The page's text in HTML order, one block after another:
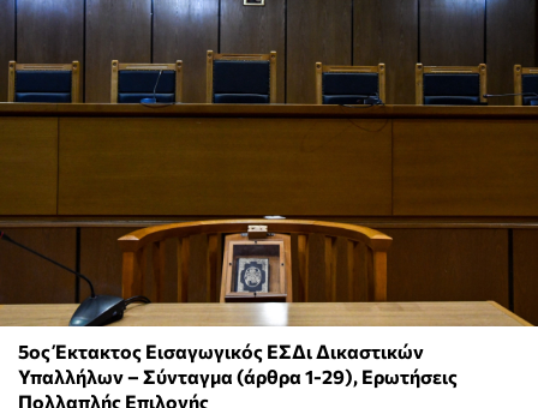
5ος Έκτακτος Εισαγωγικός ΕΣΔι Δικαστικών
Υπαλλήλων – Σύνταγμα (άρθρα 1-29), Ερωτήσεις
Πολλαπλής Επιλογής